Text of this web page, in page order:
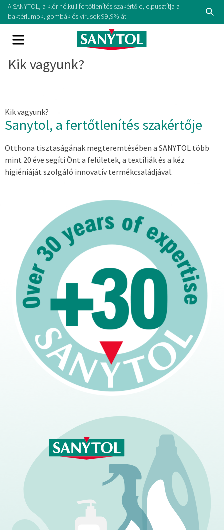
A SANYTOL, a klór nélküli fertőtlenítés szakértője, elpusztítja a
baktériumok, gombák és vírusok 99,9%-át.
Kik vagyunk?
Kik vagyunk?
Sanytol, a fertőtlenítés szakértője
Otthona tisztaságának megteremtésében a SANYTOL több
mint 20 éve segíti Önt a felületek, a textíliák és a kéz
higiéniáját szolgáló innovatív termékcsaládjával.